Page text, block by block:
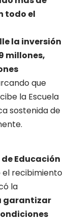
todo el
la inversión
millones,
que
la Escuela
sostenida de
Educación
el recibimiento
la
garantizar